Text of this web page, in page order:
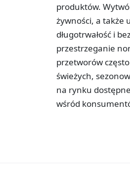
produktów.
żywności, a także
długotrwałość i
przestrzeganie
przetworów
świeżych,
na rynku
wśród